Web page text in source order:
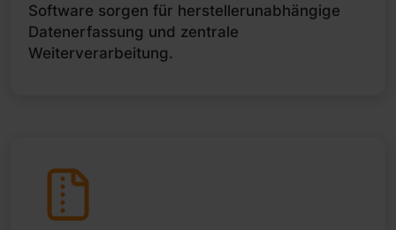
Software sorgen für herstellerunabhängige
Datenerfassung und zentrale
Weiterverarbeitung.